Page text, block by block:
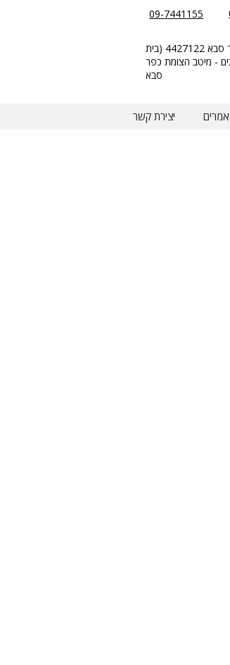
09-7441155
הצומת 8 פינת דרך השרון 8, כפר סבא 4427122 (בית
- מיטב הצומת כפר
סבא
יצירת קשר